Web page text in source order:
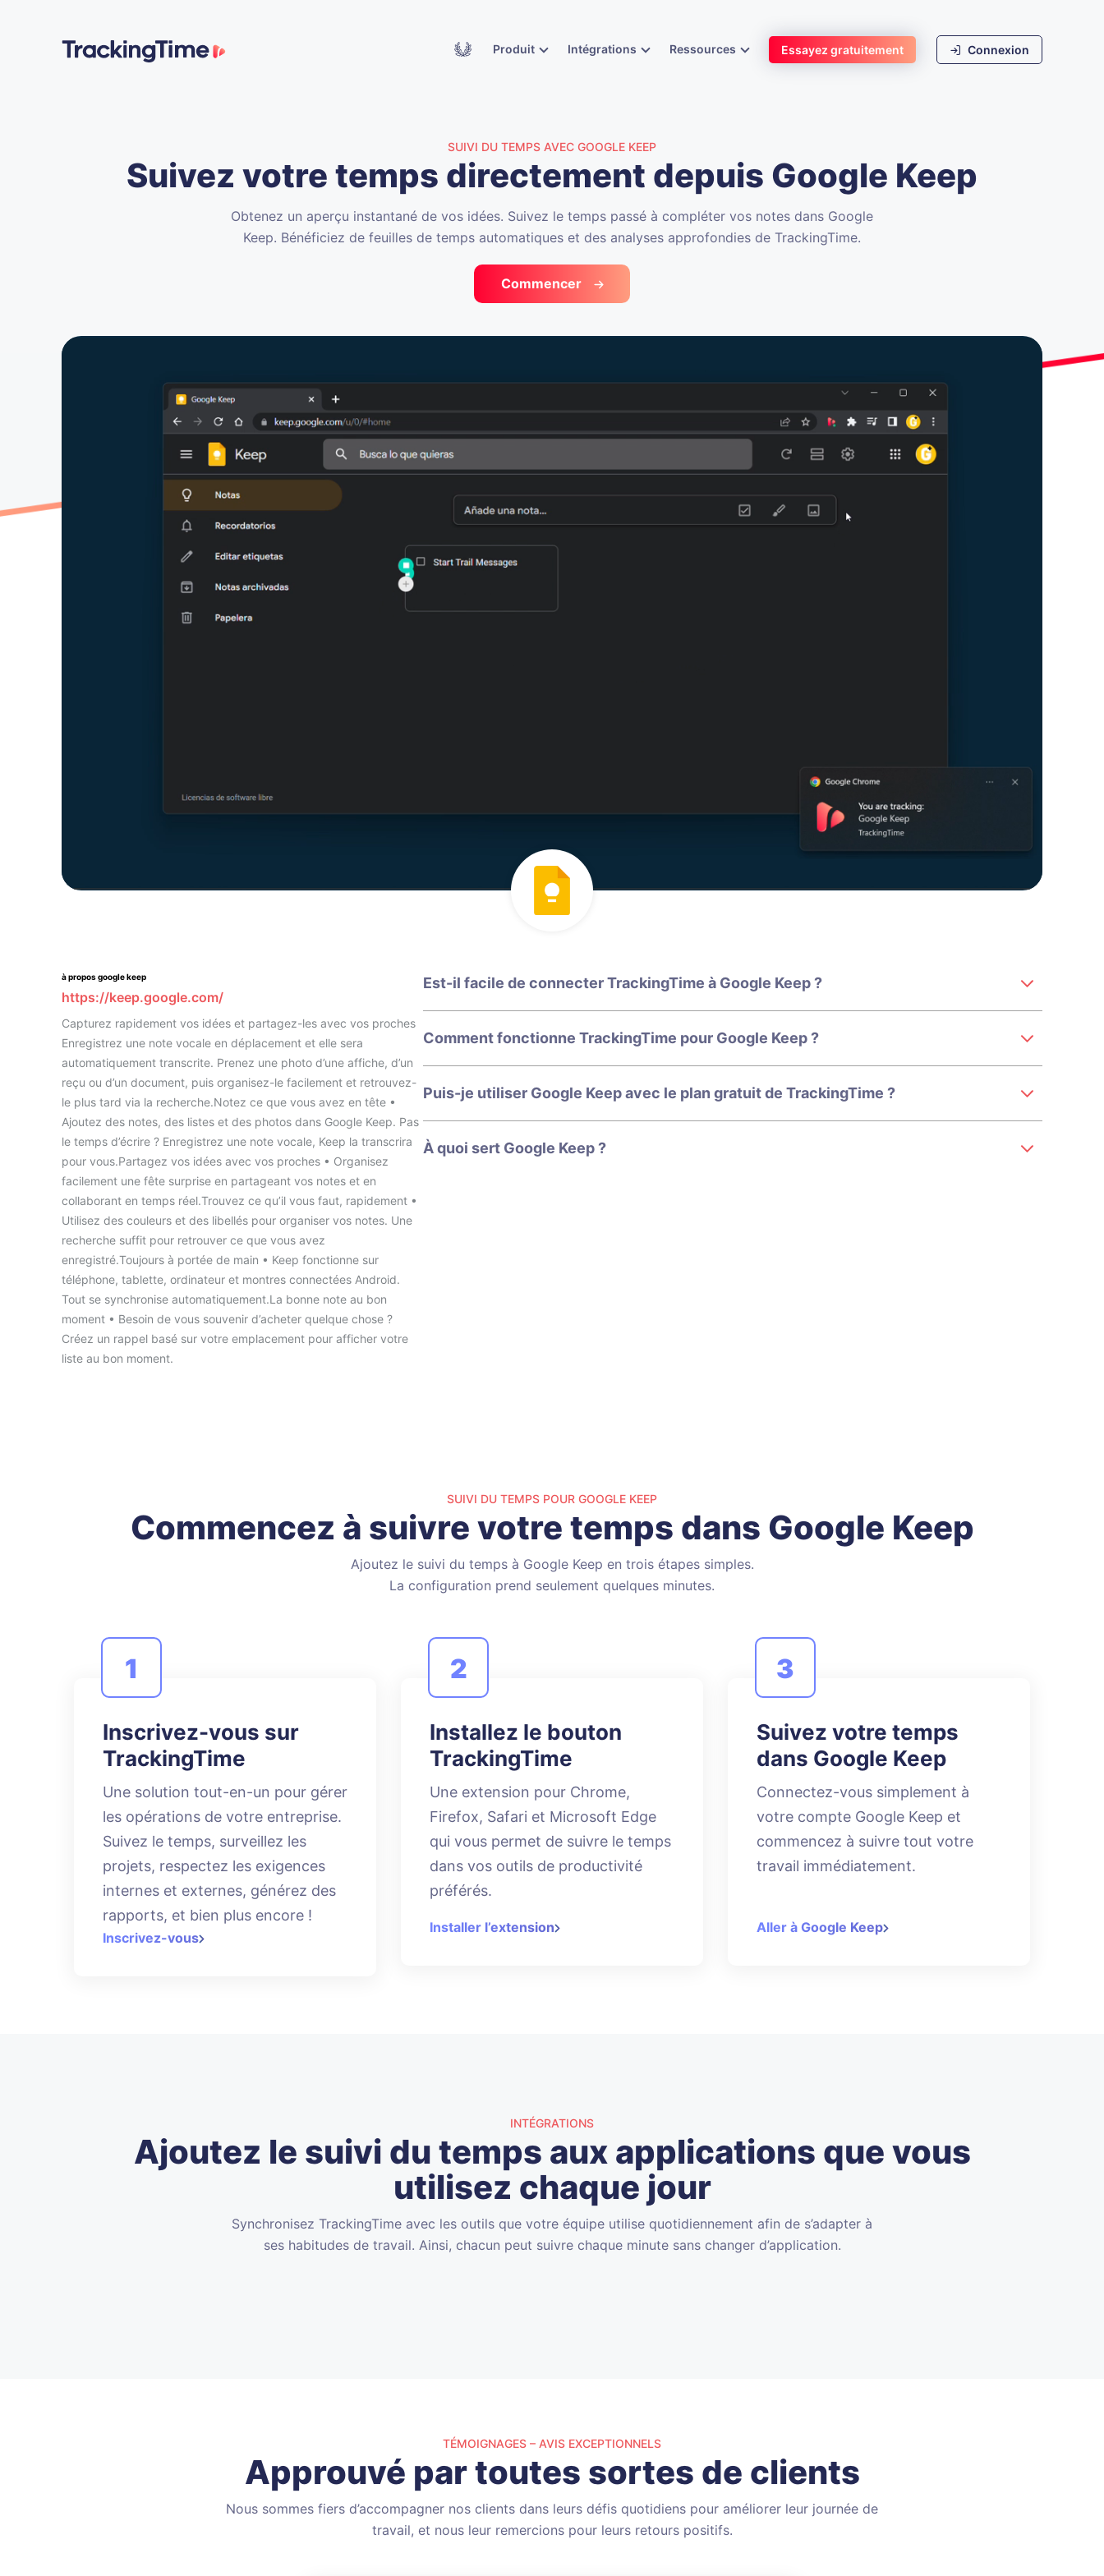
AcademyProduit Intégrations Ressources Essayez gratuitement Connexion
SUIVI DU TEMPS AVEC GOOGLE KEEP
Suivez votre temps directement depuis Google Keep
Obtenez un aperçu instantané de vos idées. Suivez le temps passé à compléter vos notes dans Google
Keep. Bénéficiez de feuilles de temps automatiques et des analyses approfondies de TrackingTime.
Commencer
à propos google keep
https://keep.google.com/
Capturez rapidement vos idées et partagez-les avec vos proches
Enregistrez une note vocale en déplacement et elle sera
automatiquement transcrite. Prenez une photo d’une affiche, d’un
reçu ou d’un document, puis organisez-le facilement et retrouvez-
le plus tard via la recherche.Notez ce que vous avez en tête •
Ajoutez des notes, des listes et des photos dans Google Keep. Pas
le temps d’écrire ? Enregistrez une note vocale, Keep la transcrira
pour vous.Partagez vos idées avec vos proches • Organisez
facilement une fête surprise en partageant vos notes et en
collaborant en temps réel.Trouvez ce qu’il vous faut, rapidement •
Utilisez des couleurs et des libellés pour organiser vos notes. Une
recherche suffit pour retrouver ce que vous avez
enregistré.Toujours à portée de main • Keep fonctionne sur
téléphone, tablette, ordinateur et montres connectées Android.
Tout se synchronise automatiquement.La bonne note au bon
moment • Besoin de vous souvenir d’acheter quelque chose ?
Créez un rappel basé sur votre emplacement pour afficher votre
liste au bon moment.
Est-il facile de connecter TrackingTime à Google Keep ?
Comment fonctionne TrackingTime pour Google Keep ?
Puis-je utiliser Google Keep avec le plan gratuit de TrackingTime ?
À quoi sert Google Keep ?
SUIVI DU TEMPS POUR GOOGLE KEEP
Commencez à suivre votre temps dans Google Keep
Ajoutez le suivi du temps à Google Keep en trois étapes simples.
La configuration prend seulement quelques minutes.
1
Inscrivez-vous sur
TrackingTime
Une solution tout-en-un pour gérer
les opérations de votre entreprise.
Suivez le temps, surveillez les
projets, respectez les exigences
internes et externes, générez des
rapports, et bien plus encore !
Inscrivez-vous
2
Installez le bouton
TrackingTime
Une extension pour Chrome,
Firefox, Safari et Microsoft Edge
qui vous permet de suivre le temps
dans vos outils de productivité
préférés.
Installer l’extension
3
Suivez votre temps
dans Google Keep
Connectez-vous simplement à
votre compte Google Keep et
commencez à suivre tout votre
travail immédiatement.
Aller à Google Keep
INTÉGRATIONS
Ajoutez le suivi du temps aux applications que vous
utilisez chaque jour
Synchronisez TrackingTime avec les outils que votre équipe utilise quotidiennement afin de s’adapter à
ses habitudes de travail. Ainsi, chacun peut suivre chaque minute sans changer d’application.
TÉMOIGNAGES – AVIS EXCEPTIONNELS
Approuvé par toutes sortes de clients
Nous sommes fiers d’accompagner nos clients dans leurs défis quotidiens pour améliorer leur journée de
travail, et nous leur remercions pour leurs retours positifs.